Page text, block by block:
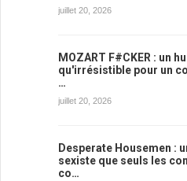
juillet 20, 2026
MOZART F#CKER : un
qu'irrésistible pour un
…
juillet 20, 2026
Desperate Housemen :
sexiste que seuls les
co…